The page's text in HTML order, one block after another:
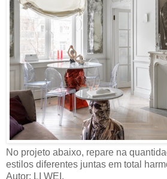
No projeto abaixo, repare na
estilos diferentes juntas em total
Autor: LI WEI.